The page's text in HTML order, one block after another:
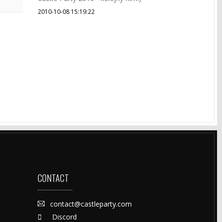
2010-10-08 15:19:22
CONTACT
contact@castleparty.com
Discord